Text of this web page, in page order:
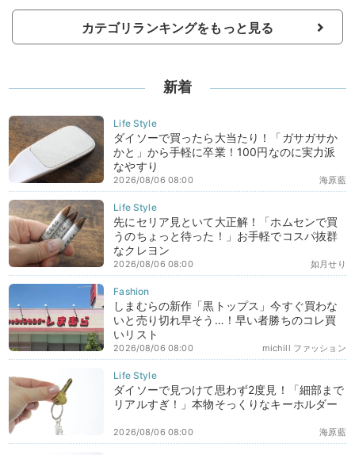
カテゴリランキングをもっと見る
新着
ダイソーで買ったら大当たり！「ガサガサか
かと」から手軽に卒業！100円なのに実力派
なやすり
海原藍
2026/08/06 08:00
先にセリア見といて大正解！「ホムセンで買
うのちょっと待った！」お手軽でコスパ抜群
なクレヨン
如月せり
2026/08/06 08:00
しまむらの新作「黒トップス」今すぐ買わな
いと売り切れ早そう…！早い者勝ちのコレ買
いリスト
michill ファッション
2026/08/06 08:00
ダイソーで見つけて思わず2度見！「細部まで
リアルすぎ！」本物そっくりなキーホルダー
海原藍
2026/08/06 08:00